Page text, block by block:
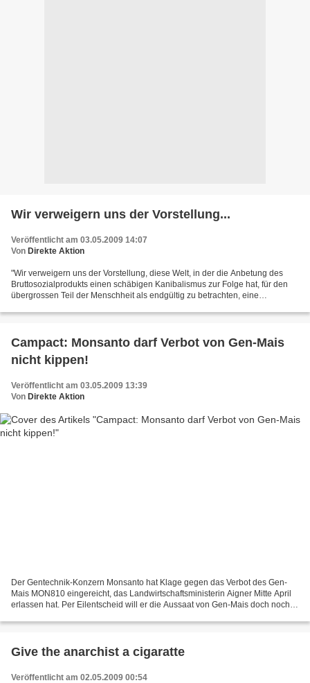
Wir verweigern uns der Vorstellung...
Veröffentlicht am 03.05.2009 14:07
Von Direkte Aktion
"Wir verweigern uns der Vorstellung, diese Welt, in der die Anbetung des
Bruttosozialprodukts einen schäbigen Kanibalismus zur Folge hat, für den
übergrossen Teil der Menschheit als endgültig zu betrachten, eine
Campact: Monsanto darf Verbot von Gen-Mais
nicht kippen!
Veröffentlicht am 03.05.2009 13:39
Von Direkte Aktion
Der Gentechnik-Konzern Monsanto hat Klage gegen das Verbot des Gen-
Mais MON810 eingereicht, das Landwirtschaftsministerin Aigner Mitte April
erlassen hat. Per Eilentscheid will er die Aussaat von Gen-Mais doch noch
Give the anarchist a cigaratte
Veröffentlicht am 02.05.2009 00:54